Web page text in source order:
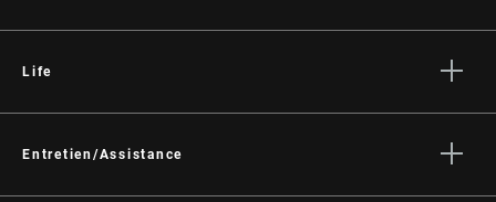
Life
Culture
Entretien/Assistance